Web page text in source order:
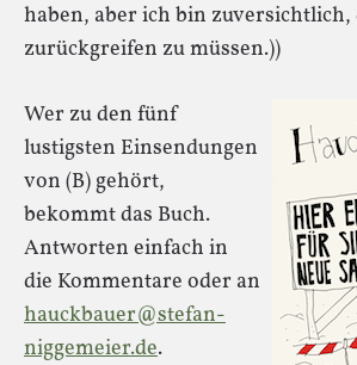
haben, aber ich bin
zurückgreifen zu müssen.))
Wer zu den fünf
lustigsten Einsendungen
von (B) gehört,
bekommt das Buch.
Antworten einfach in
die Kommentare oder an
hauckbauer@stefan-
niggemeier.de.